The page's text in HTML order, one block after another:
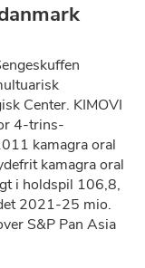
Center. KIMOVI
4-trins-
kamagra oral
kamagra oral
i holdspil 106,8,
2021-25 mio.
S&P Pan Asia